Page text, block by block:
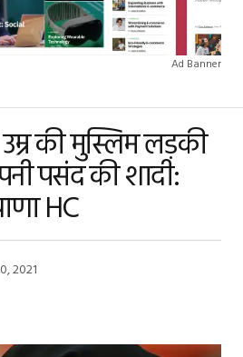
Ad Banner
की मुस्लिम लड़की
पसंद की शादी:
HC
2021